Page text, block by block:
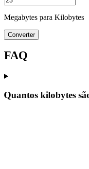
Megabytes para Kilobytes
Converter
FAQ
Quantos kilobytes